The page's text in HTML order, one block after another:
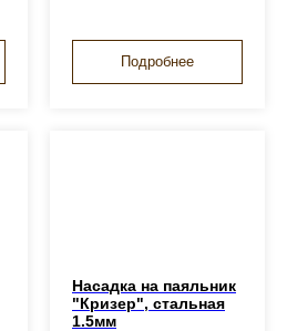
Подробнее
Насадка на паяльник
"Кризер", стальная
1.5мм